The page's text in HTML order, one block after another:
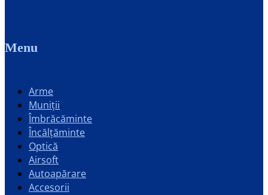
Menu
Arme
Muniții
Îmbrăcăminte
Încălțăminte
Optică
Airsoft
Autoapărare
Accesorii